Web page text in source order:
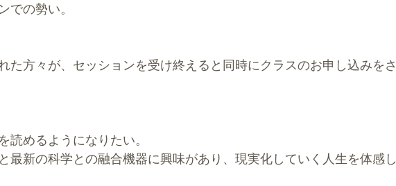
での勢い。
た方々が、セッションを受け終えると同時にクラスのお申し込みをさ
読めるようになりたい。
最新の科学との融合機器に興味があり、現実化していく人生を体感し